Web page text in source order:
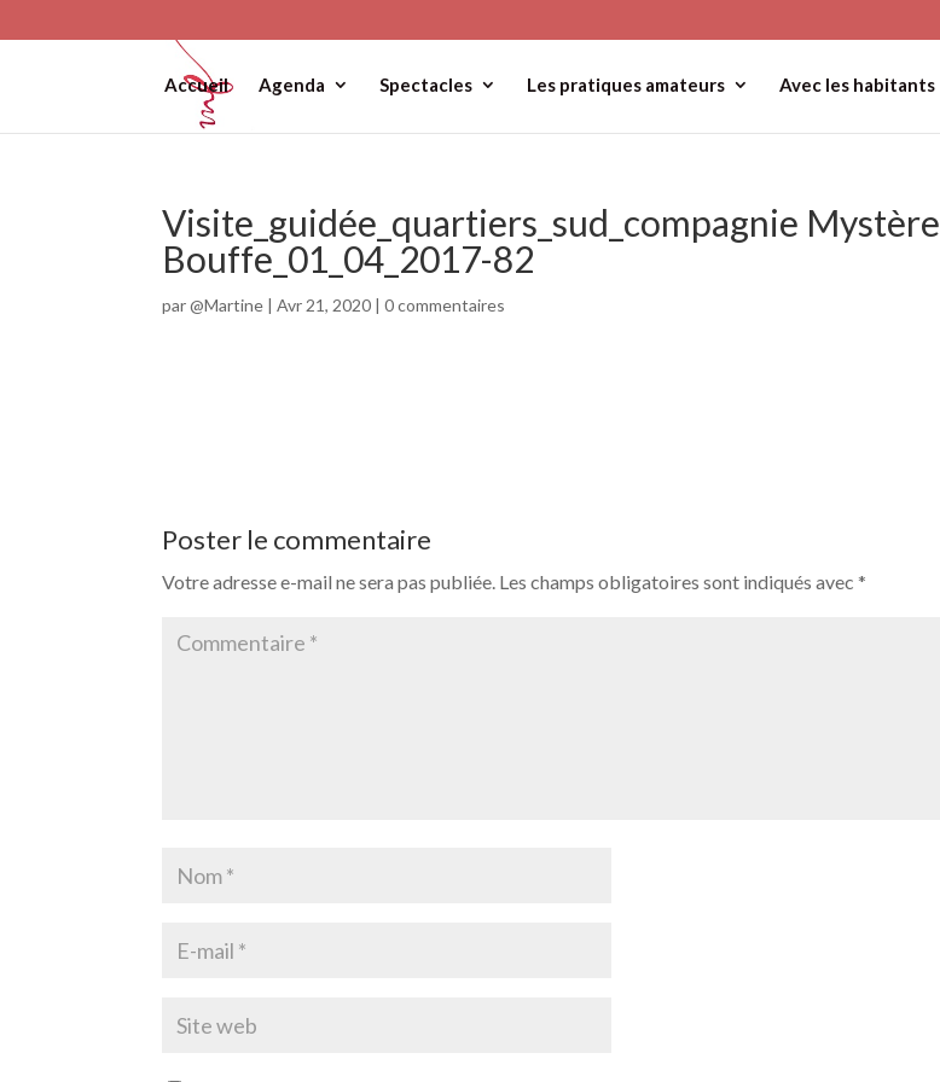
Accueil Agenda Spectacles Les pratiques amateurs Avec les habitants
Visite_guidée_quartiers_sud_compagnie Mystère
Bouffe_01_04_2017-82
par@Martine |Avr 21, 2020 |0 commentaires
Poster le commentaire
Votre adresse e-mail ne sera pas publiée. Les champs obligatoires sont indiqués avec*